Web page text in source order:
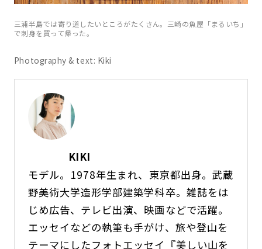
三浦半島では寄り道したいところがたくさん。三崎の魚屋「まるいち」
で刺身を買って帰った。
Photography & text: Kiki
KIKI
モデル。1978年生まれ、東京都出身。武蔵
野美術大学造形学部建築学科卒。雑誌をは
じめ広告、テレビ出演、映画などで活躍。
エッセイなどの執筆も手がけ、旅や登山を
テーマにしたフォトエッセイ『美しい山を